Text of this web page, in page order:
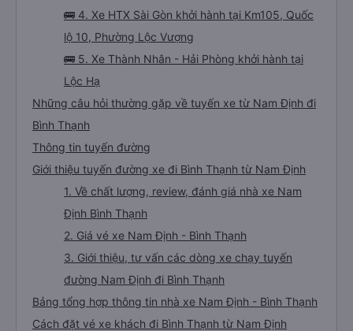
🚌 4. Xe HTX Sài Gòn khởi hành tại Km105, Quốc
lộ 10, Phường Lộc Vượng
🚌 5. Xe Thành Nhân - Hải Phòng khởi hành tại
Lộc Hạ
Những câu hỏi thường gặp về tuyến xe từ Nam Định đi
Bình Thạnh
Thông tin tuyến đường
Giới thiệu tuyến đường xe đi Bình Thạnh từ Nam Định
1. Về chất lượng, review, đánh giá nhà xe Nam
Định Bình Thạnh
2. Giá vé xe Nam Định - Bình Thạnh
3. Giới thiệu, tư vấn các dòng xe chạy tuyến
đường Nam Định đi Bình Thạnh
Bảng tổng hợp thông tin nhà xe Nam Định - Bình Thạnh
Cách đặt vé xe khách đi Bình Thạnh từ Nam Định